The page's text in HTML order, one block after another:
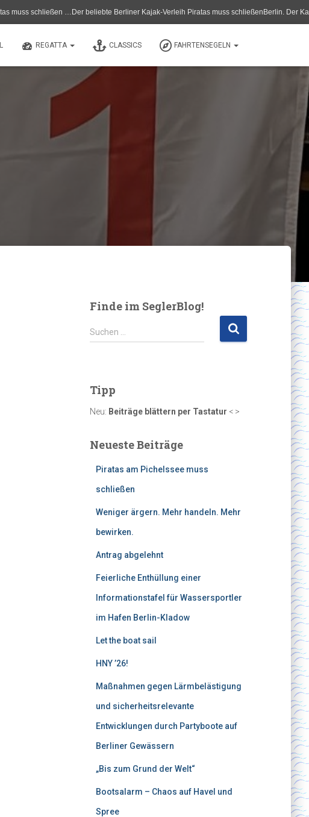
…Der beliebte Berliner Kajak-Verleih Piratas muss schließenBerlin. Der Kanu-
REGATTA CLASSICS FAHRTENSEGELN
Finde im SeglerBlog!
S
u
n
n
h
Suchen …
Tipp
Neu: Beiträge blättern per Tastatur < >
Neueste Beiträge
Piratas am Pichelssee muss
schließen
Weniger ärgern. Mehr handeln. Mehr
bewirken.
Antrag abgelehnt
Feierliche Enthüllung einer
Informationstafel für Wassersportler
im Hafen Berlin-Kladow
Let the boat sail
HNY ’26!
Maßnahmen gegen Lärmbelästigung
und sicherheitsrelevante
Entwicklungen durch Partyboote auf
Berliner Gewässern
„Bis zum Grund der Welt“
Bootsalarm – Chaos auf Havel und
Spree